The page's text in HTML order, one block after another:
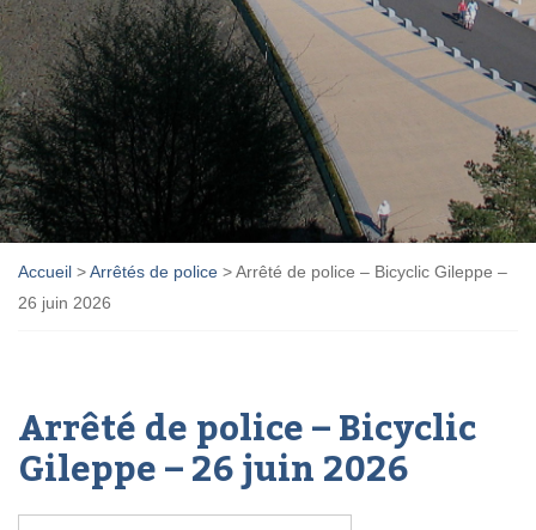
Accueil >Arrêtés de police >Arrêté de police – Bicyclic Gileppe –
26 juin 2026
Arrêté de police – Bicyclic
Gileppe – 26 juin 2026